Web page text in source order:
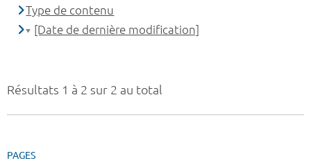
Résultats 1 à 2 sur 2 au total
PAGES
Type de contenu
[Date de dernière modification]